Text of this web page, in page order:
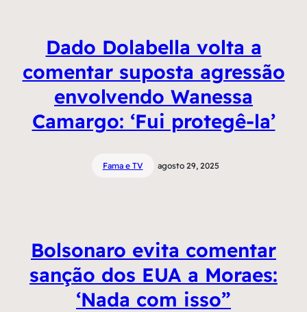
Dado Dolabella volta a
comentar suposta agressão
envolvendo Wanessa
Camargo: ‘Fui protegê-la’
Fama e TV agosto 29, 2025
Bolsonaro evita comentar
sanção dos EUA a Moraes:
‘Nada com isso”